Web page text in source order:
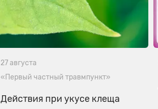
27 августа
«Первый частный травмпункт»
Действия при укусе клеща